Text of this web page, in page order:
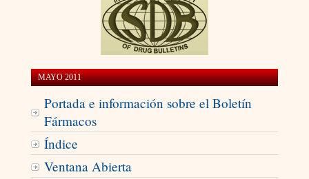
MAYO 2011
Portada e información sobre el Boletín
Fármacos
Índice
Ventana Abierta